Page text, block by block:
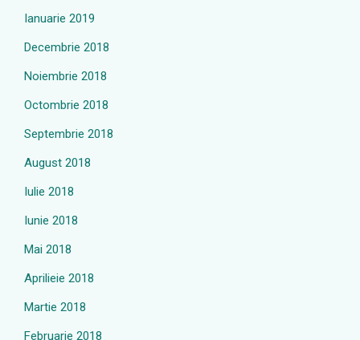
Ianuarie 2019
Decembrie 2018
Noiembrie 2018
Octombrie 2018
Septembrie 2018
August 2018
Iulie 2018
Iunie 2018
Mai 2018
Aprilieie 2018
Martie 2018
Februarie 2018